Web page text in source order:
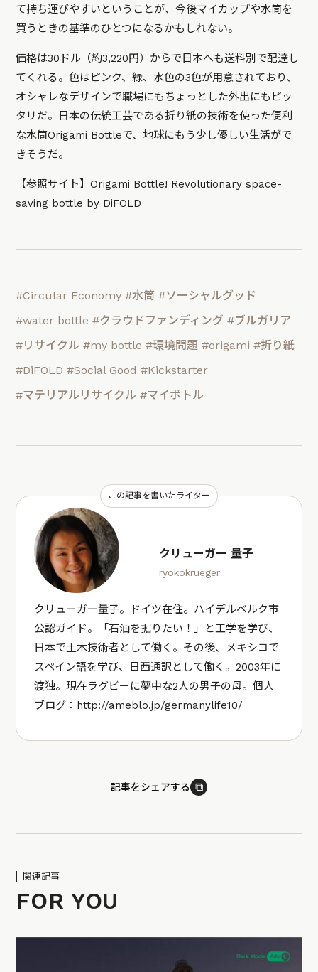
て持ち運びやすいということが、今後マイカップや水筒を
買うときの基準のひとつになるかもしれない。
価格は30ドル（約3,220円）からで日本へも送料別で配達し
てくれる。色はピンク、緑、水色の3色が用意されており、
オシャレなデザインで職場にもちょっとした外出にもピッ
タリだ。日本の伝統工芸である折り紙の技術を使った便利
な水筒Origami Bottleで、地球にもう少し優しい生活がで
きそうだ。
【参照サイト】Origami Bottle! Revolutionary space-
saving bottle by DiFOLD
#Circular Economy #水筒 #ソーシャルグッド
#water bottle #クラウドファンディング #ブルガリア
#リサイクル #my bottle #環境問題 #origami #折り紙
#DiFOLD #Social Good #Kickstarter
#マテリアルリサイクル #マイボトル
この記事を書いたライター
クリューガー 量子
ryokokrueger
クリューガー量子。ドイツ在住。ハイデルベルク市
公認ガイド。「石油を掘りたい！」と工学を学び、
日本で土木技術者として働く。その後、メキシコで
スペイン語を学び、日西通訳として働く。2003年に
渡独。現在ラグビーに夢中な2人の男子の母。個人
ブログ： http://ameblo.jp/germanylife10/
記事をシェアする ⧉
関連記事
FOR YOU